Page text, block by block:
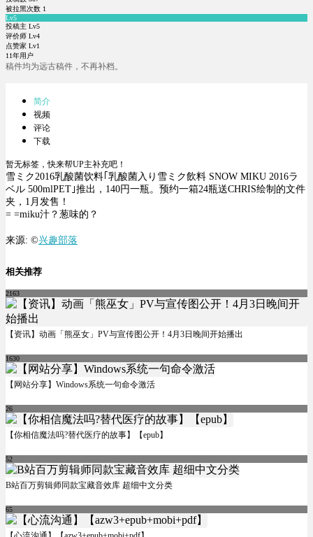
被拉黑次数 1
Lv5
投稿主 Lv5
评价师 Lv4
点赞家 Lv1
11年用户
稿件均为远古稿件，不再补档。
简介
视频
评论
下载
暂无标签，快来帮UP主补充吧！
雪ミク2016乳酸菌饮料｢乳酸菌入り雪ミク飲料 SNOW MIKU 2016ラ
ベル 500mlPET｣推出，140円一瓶。预约一箱24瓶送CHRIS绘制的文件
夹，1月发售！
= =miku汁？葱味的？
来源: ©兴趣部落
相关推荐
2163
【资讯】动画「熊巫女」PV与宣传图公开！4月3日晚间开始播出
1630
【网站分享】Windows系统一句命令激活
26
【你相信魔法吗?替代医疗的故事】【epub】
52
B站百万剪辑师同款宝藏音效库 超细中文分类
65